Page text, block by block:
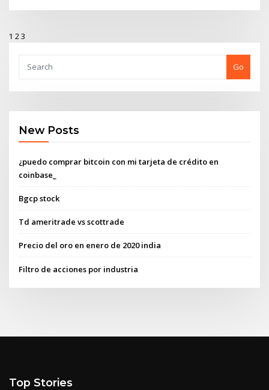
1 23
Go
New Posts
¿puedo comprar bitcoin con mi tarjeta de crédito en
coinbase_
Bgcp stock
Td ameritrade vs scottrade
Precio del oro en enero de 2020 india
Filtro de acciones por industria
Top Stories